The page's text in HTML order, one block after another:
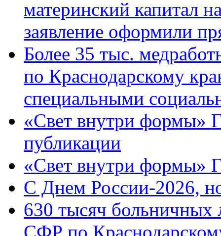
материнский капитал
заявление оформили
Более 35 тыс.
по Краснодарскому
специальными
«Свет внутри формы»
публикации
«Свет внутри формы»
C Днем России-2026,
630 тысяч больничных
СФР по